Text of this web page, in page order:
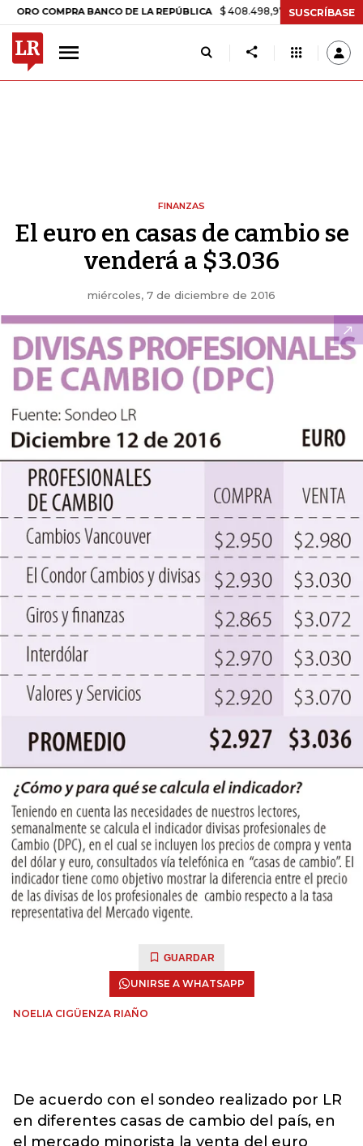
COMPRA BANCO DE LA REPÚBLICA $ 408.498,97 +$ 8.753,81 +2,19%
SUSCRÍBASE
FINANZAS
El euro en casas de cambio se
venderá a $3.036
miércoles, 7 de diciembre de 2016
GUARDAR
UNIRSE A WHATSAPP
NOELIA CIGÜENZA RIAÑO
De acuerdo con el sondeo realizado por LR
en diferentes casas de cambio del país, en
el mercado minorista la venta del euro